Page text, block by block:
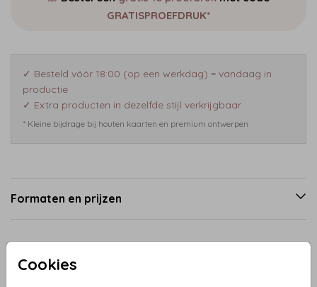
Cookies
GRATISPROEFDRUK*
✓ Besteld vóór 18:00 (op een werkdag) = vandaag in
productie
✓ Extra producten in dezelfde stijl verkrijgbaar
* Kleine bijdrage bij houten kaarten en premium ontwerpen
Formaten en prijzen
Productinformatie